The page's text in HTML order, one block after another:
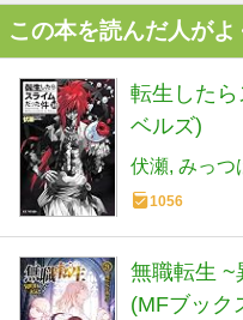
この本を読んだ人がよ
転生した
ベルズ)
伏瀬 みっつ
1056
無職転生 ~
(MFブック